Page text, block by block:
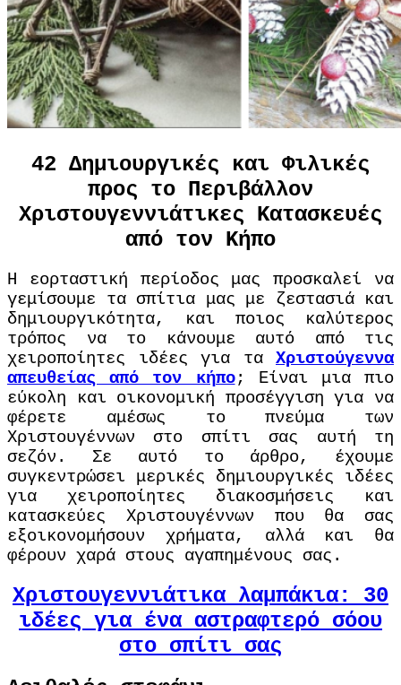
42 Δημιουργικές και Φιλικές
προς το Περιβάλλον
Χριστουγεννιάτικες Κατασκευές
από τον Κήπο
Η εορταστική περίοδος μας προσκαλεί να
γεμίσουμε τα σπίτια μας με ζεστασιά και
δημιουργικότητα, και ποιος καλύτερος
τρόπος να το κάνουμε αυτό από τις
χειροποίητες ιδέες για τα Χριστούγεννα
απευθείας από τον κήπο; Είναι μια πιο
εύκολη και οικονομική προσέγγιση για να
φέρετε αμέσως το πνεύμα των
Χριστουγέννων στο σπίτι σας αυτή τη
σεζόν. Σε αυτό το άρθρο, έχουμε
συγκεντρώσει μερικές δημιουργικές ιδέες
για χειροποίητες διακοσμήσεις και
κατασκεύες Χριστουγέννων που θα σας
εξοικονομήσουν χρήματα, αλλά και θα
φέρουν χαρά στους αγαπημένους σας.
Χριστουγεννιάτικα λαμπάκια: 30
ιδέες για ένα αστραφτερό σόου
στο σπίτι σας